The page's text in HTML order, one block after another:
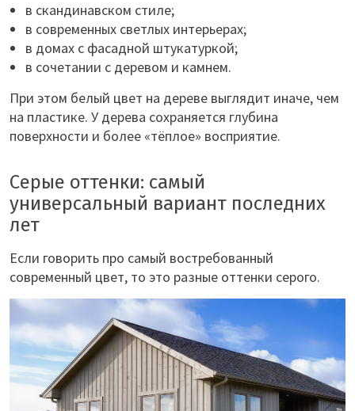
в скандинавском стиле;
в современных светлых интерьерах;
в домах с фасадной штукатуркой;
в сочетании с деревом и камнем.
При этом белый цвет на дереве выглядит иначе, чем
на пластике. У дерева сохраняется глубина
поверхности и более «тёплое» восприятие.
Серые оттенки: самый
универсальный вариант последних
лет
Если говорить про самый востребованный
современный цвет, то это разные оттенки серого.